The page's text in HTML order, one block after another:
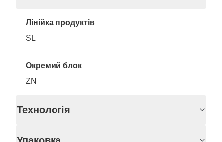
Лінійка продуктів
SL
Окремий блок
ZN
Технологія